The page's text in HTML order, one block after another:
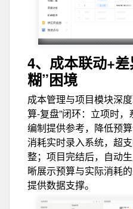
4、成本联动+差
糊”困境
成本管理与项目模块深
算-复盘”闭环：立项时
编制提供参考，降低预
消耗实时录入系统，超
整；项目完结后，自动
晰展示预算与实际消耗
提供数据支撑。